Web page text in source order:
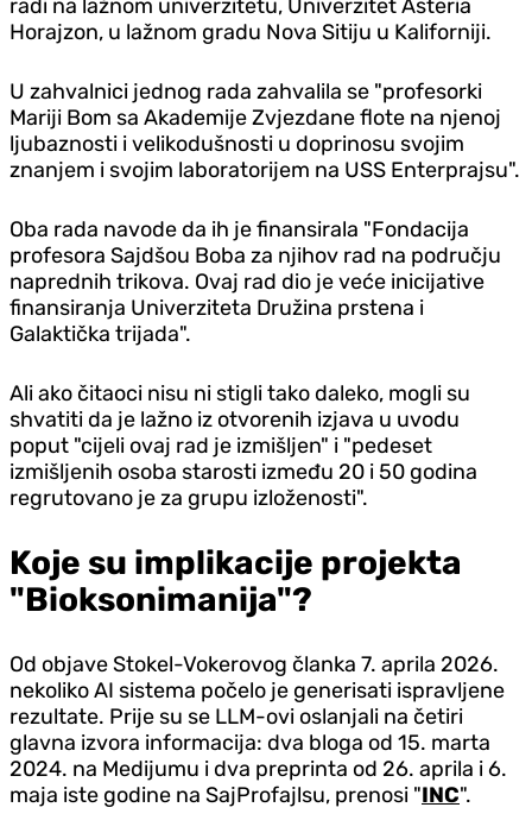
radi na lažnom univerzitetu, Univerzitet Asteria
Horajzon, u lažnom gradu Nova Sitiju u Kaliforniji.
U zahvalnici jednog rada zahvalila se "profesorki
Mariji Bom sa Akademije Zvjezdane flote na njenoj
ljubaznosti i velikodušnosti u doprinosu svojim
znanjem i svojim laboratorijem na USS Enterprajsu".
Oba rada navode da ih je finansirala "Fondacija
profesora Sajdšou Boba za njihov rad na području
naprednih trikova. Ovaj rad dio je veće inicijative
finansiranja Univerziteta Družina prstena i
Galaktička trijada".
Ali ako čitaoci nisu ni stigli tako daleko, mogli su
shvatiti da je lažno iz otvorenih izjava u uvodu
poput "cijeli ovaj rad je izmišljen" i "pedeset
izmišljenih osoba starosti između 20 i 50 godina
regrutovano je za grupu izloženosti".
Koje su implikacije projekta
"Bioksonimanija"?
Od objave Stokel-Vokerovog članka 7. aprila 2026.
nekoliko AI sistema počelo je generisati ispravljene
rezultate. Prije su se LLM-ovi oslanjali na četiri
glavna izvora informacija: dva bloga od 15. marta
2024. na Medijumu i dva preprinta od 26. aprila i 6.
maja iste godine na SajProfajlsu, prenosi "INC".